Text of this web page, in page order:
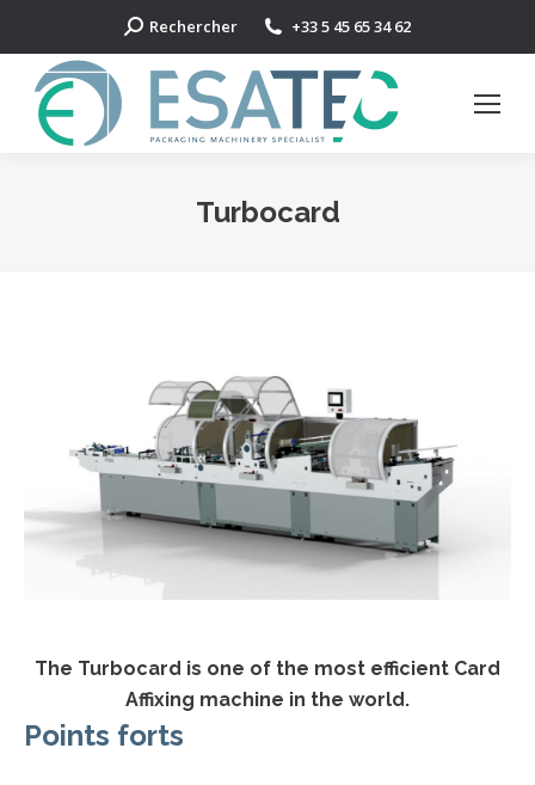
Search:
Rechercher +33 5 45 65 34 62
Turbocard
The Turbocard is one of the most efficient Card
Affixing machine in the world.
Points forts